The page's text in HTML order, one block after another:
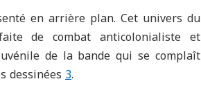
en arrière plan. Cet univers du
de combat anticolonialiste et
de la bande qui se complaît
dessinées3.